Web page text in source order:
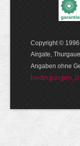
Copyright ©
Airgate,
Angaben ohne
bedin­gungen,